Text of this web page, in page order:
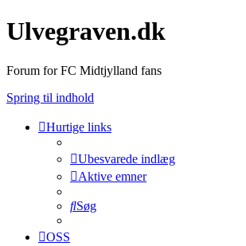
Ulvegraven.dk
Forum for FC Midtjylland fans
Spring til indhold
Hurtige links
Ubesvarede indlæg
Aktive emner
Søg
OSS